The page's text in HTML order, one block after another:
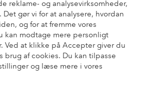
reklame- og analysevirksomheder,
gør vi for at analysere, hvordan
og for at fremme vores
kan modtage mere personligt
Ved at klikke på Accepter giver du
brug af cookies. Du kan tilpasse
og læse mere i vores
- betal nu eller del op
om vores betalingsmuligheder
elpy